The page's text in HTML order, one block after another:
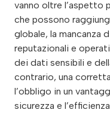
vanno oltre l’aspetto
che possono
globale, la mancanza
reputazionali e
dei dati sensibili e
contrario, una
l’obbligo in un
sicurezza e